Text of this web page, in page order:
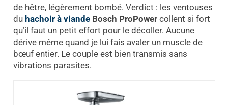
de hêtre, légèrement bombé. Verdict : les ventouses
du hachoir à viandeBosch ProPowercollent si fort
qu’il faut un petit effort pour le décoller. Aucune
dérive même quand je lui fais avaler un muscle de
bœuf entier. Le couple est bien transmis sans
vibrations parasites.